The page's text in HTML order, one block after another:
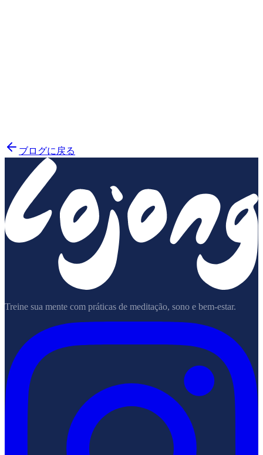
ブログに戻る
Treine sua mente com práticas de meditação, sono e bem-estar.